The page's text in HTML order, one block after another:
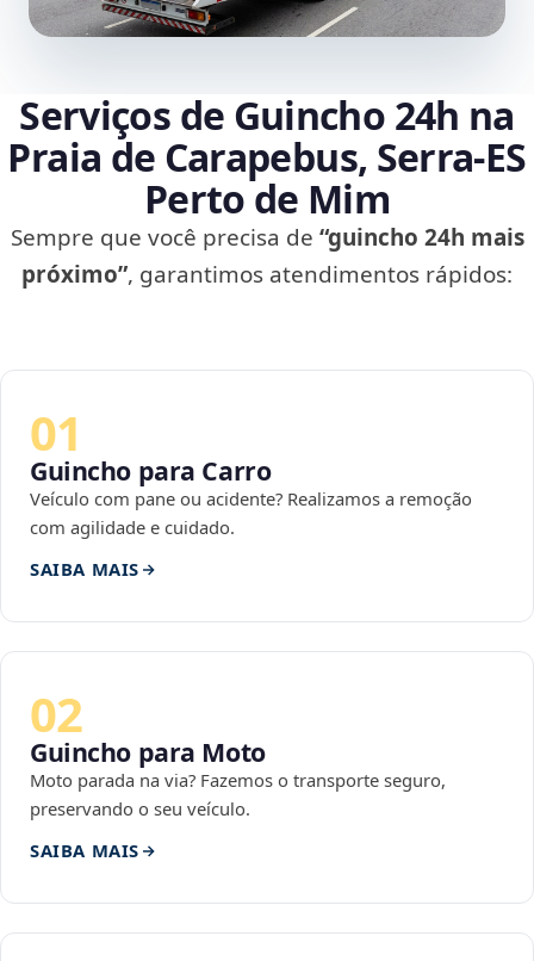
Serviços de Guincho 24h na
Praia de Carapebus, Serra‑ES
Perto de Mim
Sempre que você precisa de “guincho 24h mais
próximo”, garantimos atendimentos rápidos:
01
Guincho para Carro
Veículo com pane ou acidente? Realizamos a remoção
com agilidade e cuidado.
SAIBA MAIS
02
Guincho para Moto
Moto parada na via? Fazemos o transporte seguro,
preservando o seu veículo.
SAIBA MAIS